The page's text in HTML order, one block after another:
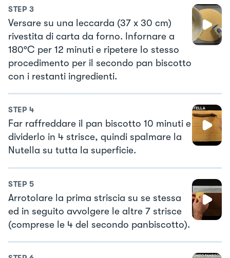
STEP 3
Versare su una leccarda (37 x 30 cm)
rivestita di carta da forno. Infornare a
180°C per 12 minuti e ripetere lo stesso
procedimento per il secondo pan biscotto
con i restanti ingredienti.
STEP 4
Far raffreddare il pan biscotto 10 minuti e
dividerlo in 4 strisce, quindi spalmare la
Nutella su tutta la superficie.
STEP 5
Arrotolare la prima striscia su se stessa
ed in seguito avvolgere le altre 7 strisce
(comprese le 4 del secondo panbiscotto).